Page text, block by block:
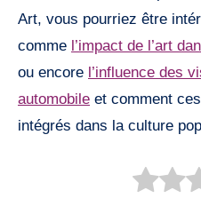
Art, vous pourriez être
comme l’impact de l’art
ou encore l’influence des
automobile et comment
intégrés dans la culture